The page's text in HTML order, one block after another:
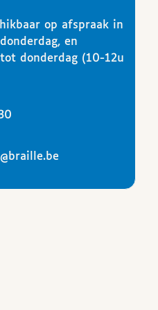
op afspraak in
en
donderdag (10-12u